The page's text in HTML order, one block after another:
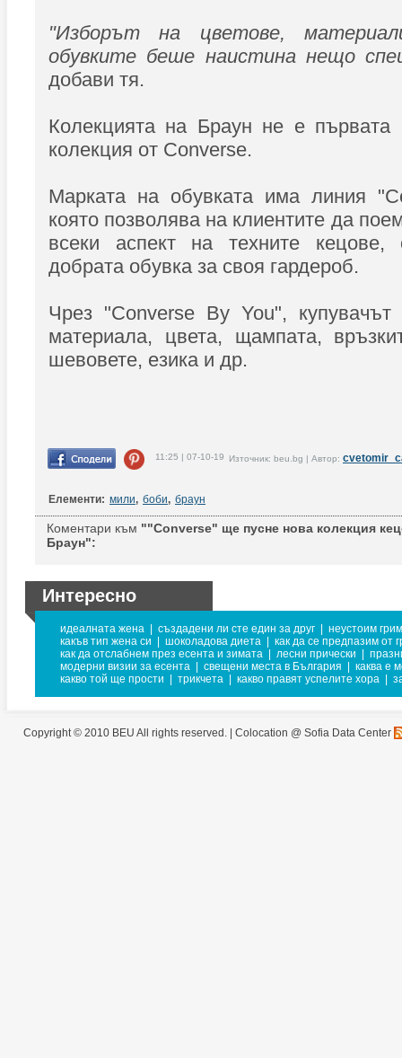
"Изборът на цветове,
обувките беше наистина нещо
добави тя.
Колекцията на Браун не е първата
колекция от Converse.
Марката на обувката има линия
която позволява на клиентите да
всеки аспект на техните кецове,
добрата обувка за своя гардероб.
Чрез "Converse By You",
материала, цвета, щампата,
шевовете, езика и др.
11:25 | 07-10-19 Източник: beu.bg | Автор:
Елементи: мили, боби, браун
Коментари към ""Converse" ще пусне нова колекция
Браун":
Интересно
идеалната жена създадени ли сте един за друг
неустоим грим
какъв тип жена си
шоколадова диета
как да се предпазим от
как да отслабнем през есента и зимата
лесни прически
модерни визии за есента
свещени места в България
каква е
какво той ще прости
трикчета какво правят успелите хора
Copyright © 2010 BEU All rights reserved. | Colocation @ Sofia Data Center